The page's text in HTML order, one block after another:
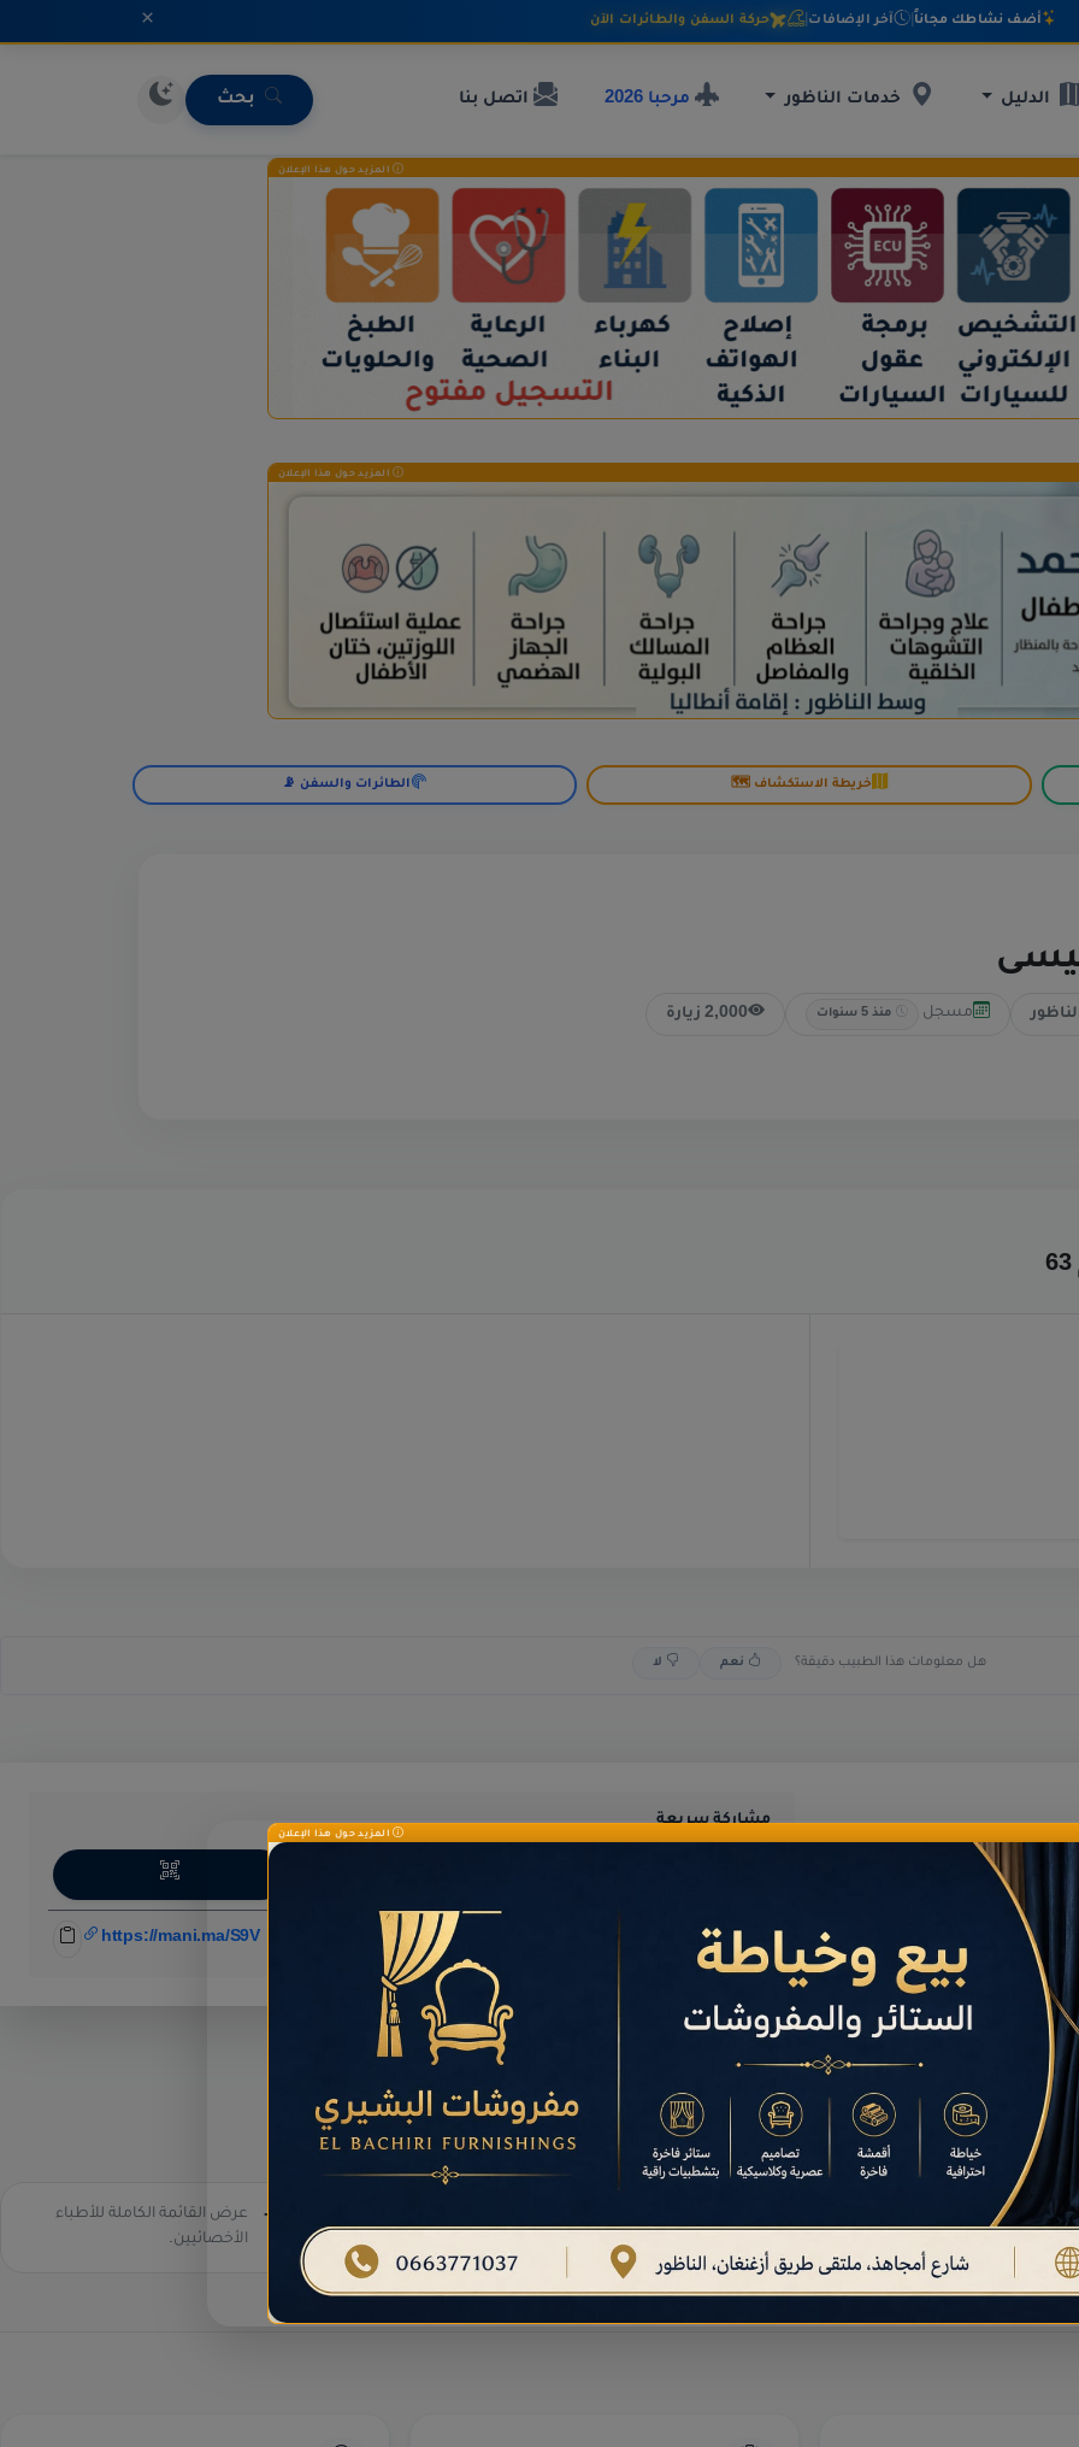
أضف نشاطك مجاناً | آخر الإضافات | حركة السفن والطائرات الآن ×
الدليل خدمات الناظور مرحبا 2026 اتصل بنا بحث
المزيد حول هذا الإعلان
المزيد حول هذا الإعلان
خريطة الاستكشاف 🗺️ الطائرات والسفن 📡
مسجل منذ 5 سنوات 2,000 زيارة
هل معلومات هذا الطبيب دقيقة؟ نعم لا
مشاركة سريعة
https://mani.ma/S9V
أطباء الطب العام في
كافة التخصصات الطبية -
عرض القائمة الكاملة للأطباء
الأخصائيين.
المزيد حول هذا الإعلان